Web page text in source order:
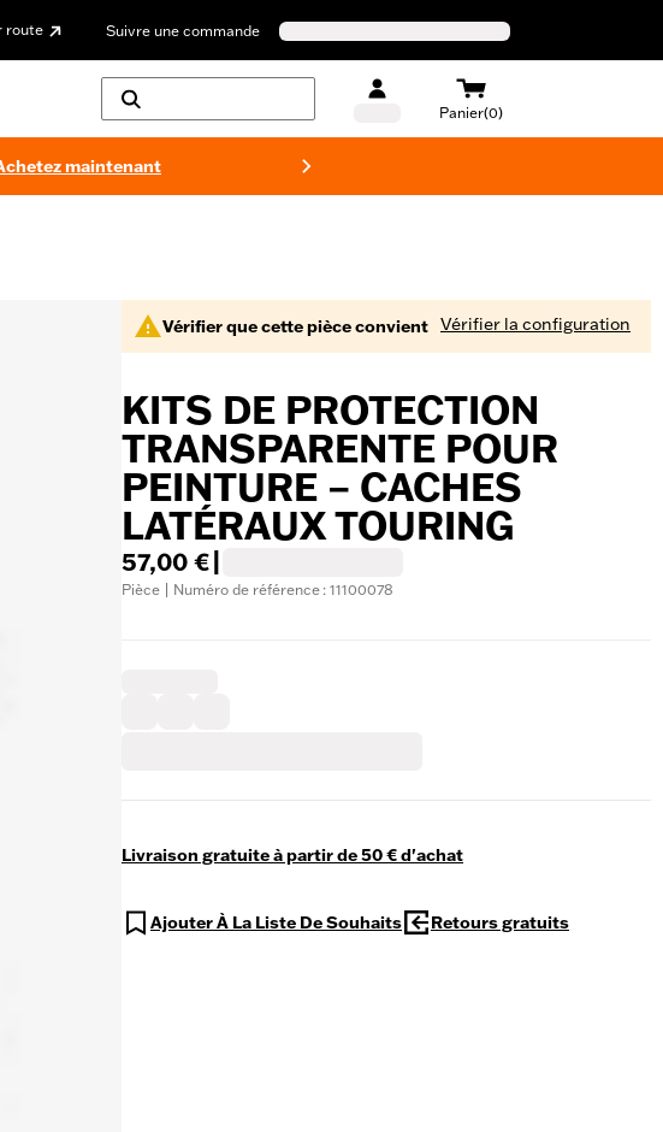
route Suivre une commande
Panier(0)
maintenant
Vérifier que cette pièce convient Vérifier la configuration
KITS DE PROTECTION
TRANSPARENTE POUR
PEINTURE – CACHES
LATÉRAUX TOURING
57,00 €
Pièce | Numéro de référence : 11100078
Livraison gratuite à partir de 50 € d'achat
Ajouter À La Liste De Souhaits Retours gratuits